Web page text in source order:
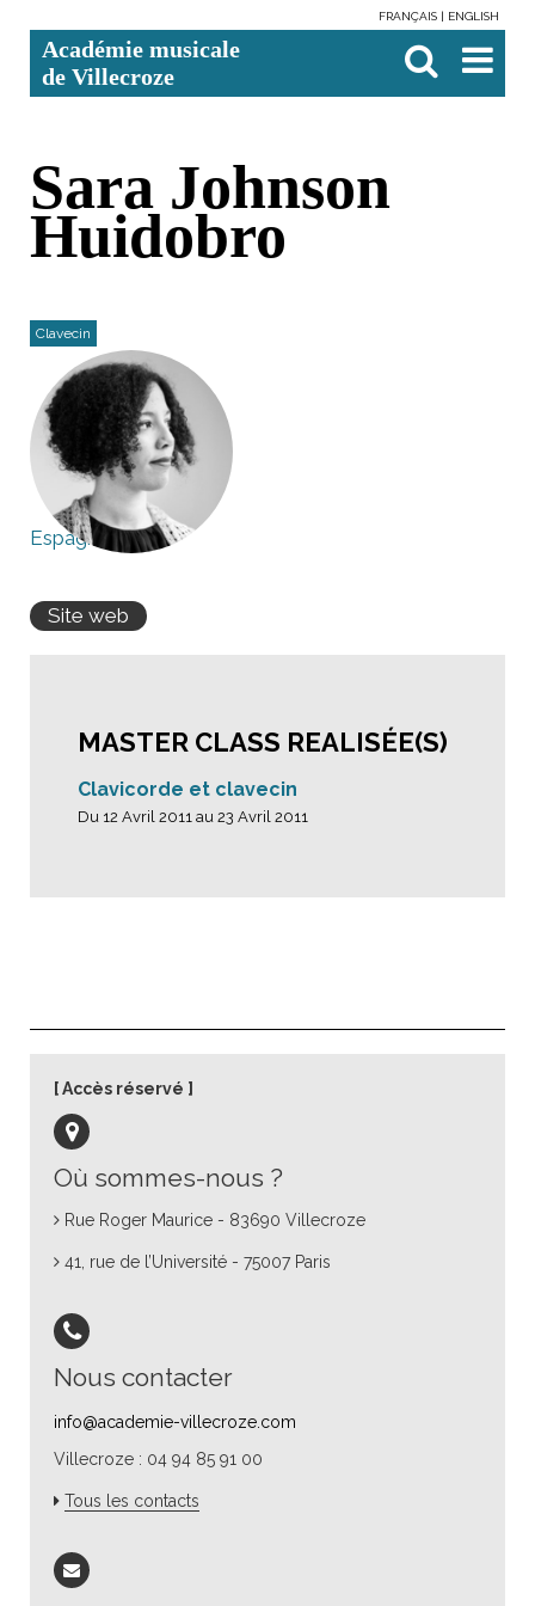
contenu.
Aller
à
personnels
FRANÇAIS ENGLISH
Académie musicale
de Villecroze

avancée…
Sara Johnson
Huidobro
Clavecin
Espagne
Site web
MASTER CLASS REALISÉE(S)
Clavicorde et clavecin
Du 12 Avril 2011 au 23 Avril 2011
Où sommes-nous ?
Rue Roger Maurice - 83690 Villecroze
41, rue de l’Université - 75007 Paris
Nous contacter
info@academie-villecroze.com
Villecroze : 04 94 85 91 00
Tous les contacts
Accès réservé